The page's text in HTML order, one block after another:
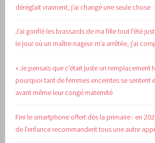
déréglait vraiment, j’ai changé une seule chose
J’ai gonflé les brassards de ma fille tout l’été
le jour où un maître-nageur m’a arrêtée, j’ai
« Je pensais que c’était juste un remplacement
pourquoi tant de femmes enceintes se sentent
avant même leur congé maternité
Fini le smartphone offert dès la primaire : en
de l’enfance recommandent tous une autre